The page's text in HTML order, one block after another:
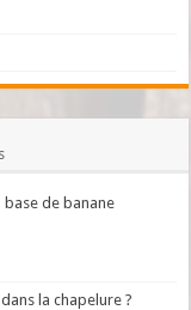
base de banane
la chapelure ?